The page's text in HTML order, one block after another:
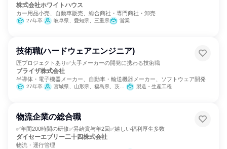
株式会社ホワイトハウス
カー用品小売、自動車販売、総合商社・専門商社・卸売
27年卒 岐阜県、愛知県、三重県 営業
技術職(ハードウェアエンジニア)
匠プロジェクトあり✅大手メーカーの開発に携わる技術職
ブライザ株式会社
半導体・電子機器メーカー、自動車・輸送機器メーカー、ソフトウェア開発
27年卒 宮城県、山形県、福島県、茨城県、栃木県、群馬県、埼玉県、東京都、神奈川県、岐阜県、静岡県、愛知県、三重県、滋賀県、京都府、大阪府、兵庫県、広島県、山口県、福岡県、熊本県、大分県、宮崎県 製造・生産工程
物流企業の総合職
✅年間200時間の研修✅昇給賞与年2回✅嬉しい福利厚生多数
ダイセーエブリー二十四株式会社
物流・運行管理